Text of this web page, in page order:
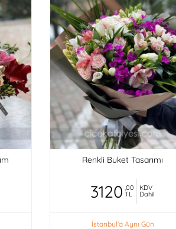
Renkli Buket Tasarımı
3120 ,00
TL
KDV
Dahil
İstanbul'a Aynı Gün